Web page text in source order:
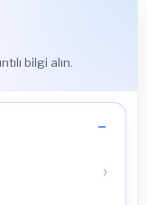
bilgi alın.